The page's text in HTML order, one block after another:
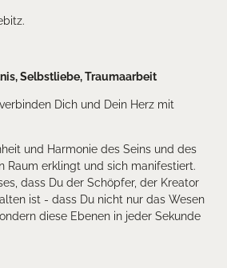
Selbstliebe, Traumaarbeit
Dich und Dein Herz mit
und Harmonie des Seins und des
Raum erklingt und sich manifestiert.
dass Du der Schöpfer, der Kreator
ist - dass Du nicht nur das Wesen
diese Ebenen in jeder Sekunde